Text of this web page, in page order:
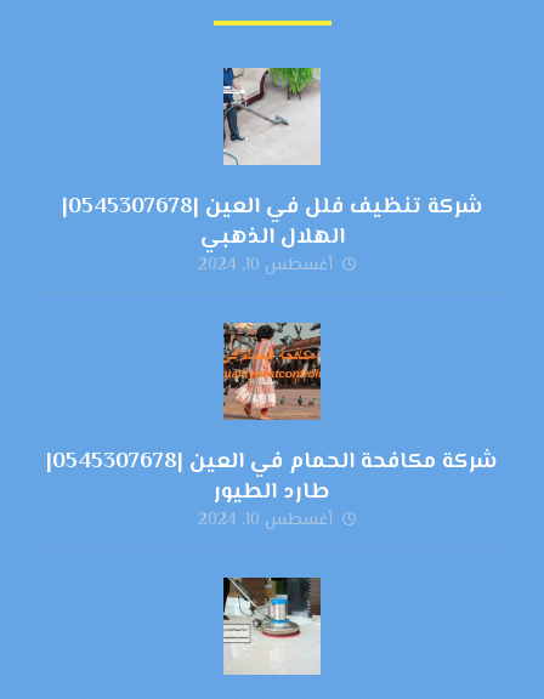
شركة تنظيف فلل في العين |0545307678|
الهلال الذهبي
أغسطس 10, 2024
شركة مكافحة الحمام في العين |0545307678|
طارد الطيور
أغسطس 10, 2024